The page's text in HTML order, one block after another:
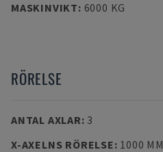
MASKINVIKT: 6000 KG
RÖRELSE
ANTAL AXLAR: 3
X-AXELNS RÖRELSE: 1000 MM